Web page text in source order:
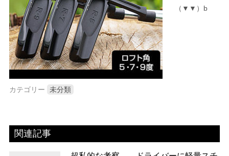
（▼▼）b
カテゴリー 未分類
関連記事